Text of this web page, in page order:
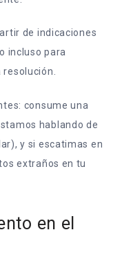
de indicaciones
incluso para
resolución.
consume una
hablando de
y si escatimas en
extraños en tu
en el